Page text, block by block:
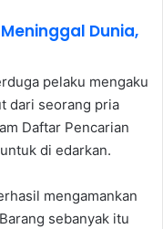
Dunia,
pelaku mengaku
dari seorang pria
Daftar Pencarian
di edarkan.
mengamankan
sebanyak itu